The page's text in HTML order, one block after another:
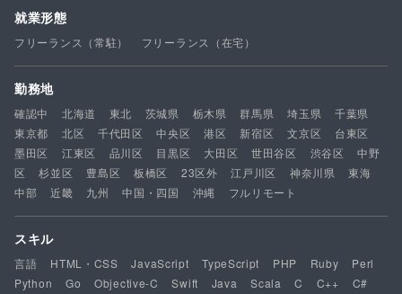
就業形態
フリーランス（常駐） フリーランス（在宅）
勤務地
確認中 北海道 東北 茨城県 栃木県 群馬県 埼玉県
千葉県
東京都
北区 千代田区 中央区 港区 新宿区 文京区
台東区
墨田区
江東区 品川区 目黒区 大田区 世田谷区 渋谷区
中野
区
杉並区 豊島区 板橋区 23区外 江戸川区 神奈川県
東海
中部
近畿 九州 中国・四国 沖縄 フルリモート
スキル
言語 HTML・CSS JavaScript TypeScript PHP Ruby
Perl
Python
Go Objective-C Swift Java Scala C C++
C#